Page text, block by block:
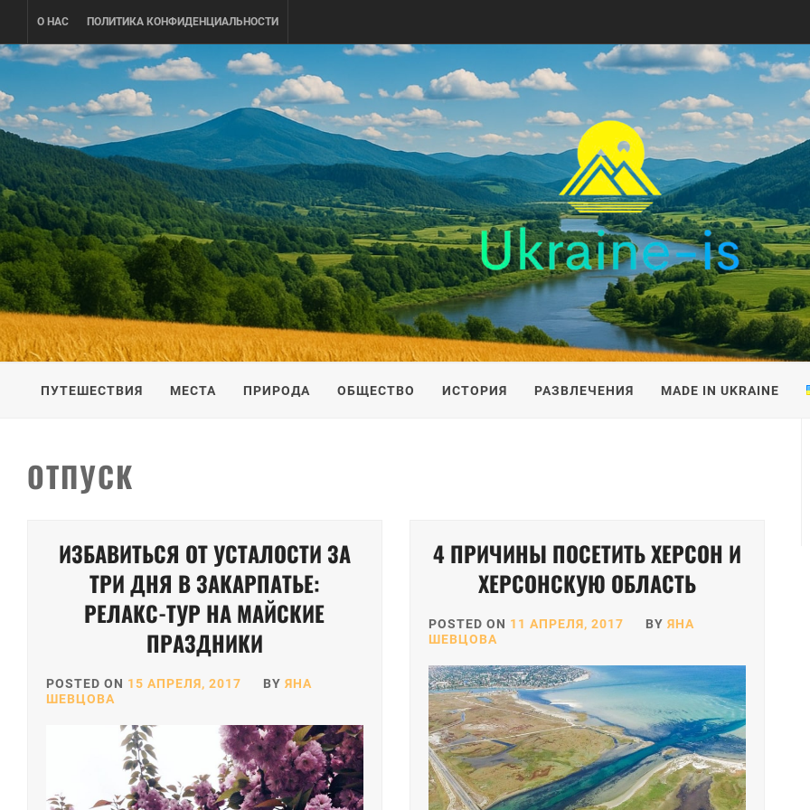
content
О НАС ПОЛИТИКА КОНФИДЕНЦИАЛЬНОСТИ
UKRAINE-IS
ПУТЕШЕСТВИЕ ПО УКРАИНЕ
ПУТЕШЕСТВИЯ МЕСТА ПРИРОДА ОБЩЕСТВО ИСТОРИЯ РАЗВЛЕЧЕНИЯ MADE IN UKRAINE
ОТПУСК
ИЗБАВИТЬСЯ ОТ УСТАЛОСТИ ЗА
ТРИ ДНЯ В ЗАКАРПАТЬЕ:
РЕЛАКС-ТУР НА МАЙСКИЕ
ПРАЗДНИКИ
POSTED ON 15 АПРЕЛЯ, 2017 BY ЯНА
ШЕВЦОВА
4 ПРИЧИНЫ ПОСЕТИТЬ ХЕРСОН И
ХЕРСОНСКУЮ ОБЛАСТЬ
POSTED ON 11 АПРЕЛЯ, 2017 BY ЯНА
ШЕВЦОВА
записей